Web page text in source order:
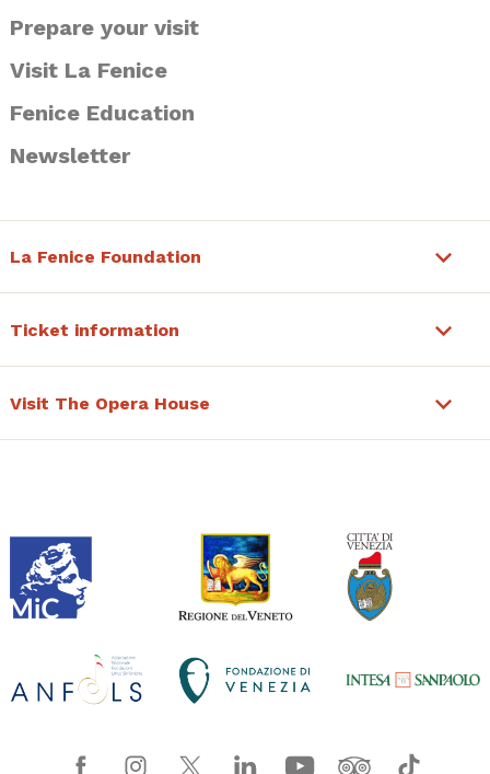
Prepare your visit
Visit La Fenice
Fenice Education
Newsletter
La Fenice Foundation
Ticket information
Visit The Opera House